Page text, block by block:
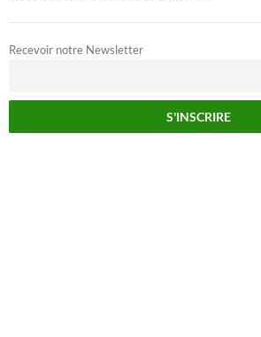
Recevoir notre Newsletter